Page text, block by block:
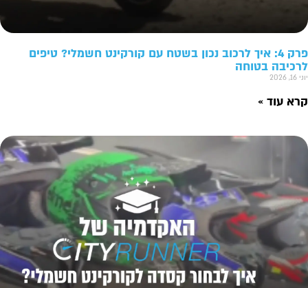
פרק 4: איך לרכוב נכון בשטח עם קורקינט חשמלי? טיפים
לרכיבה בטוחה
יוני 16, 2026
קרא עוד »